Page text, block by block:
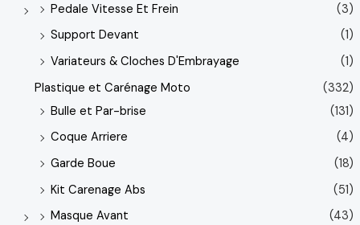
Pedale Vitesse Et Frein
(3)
Support Devant
(1)
Variateurs & Cloches D'Embrayage
(1)
Plastique et Carénage Moto
(332)
Bulle et Par-brise
(131)
Coque Arriere
(4)
Garde Boue
(18)
Kit Carenage Abs
(51)
Masque Avant
(43)